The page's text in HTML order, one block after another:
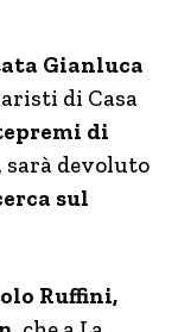
Gianluca
di Casa
di
sarà devoluto
sul
Ruffini,